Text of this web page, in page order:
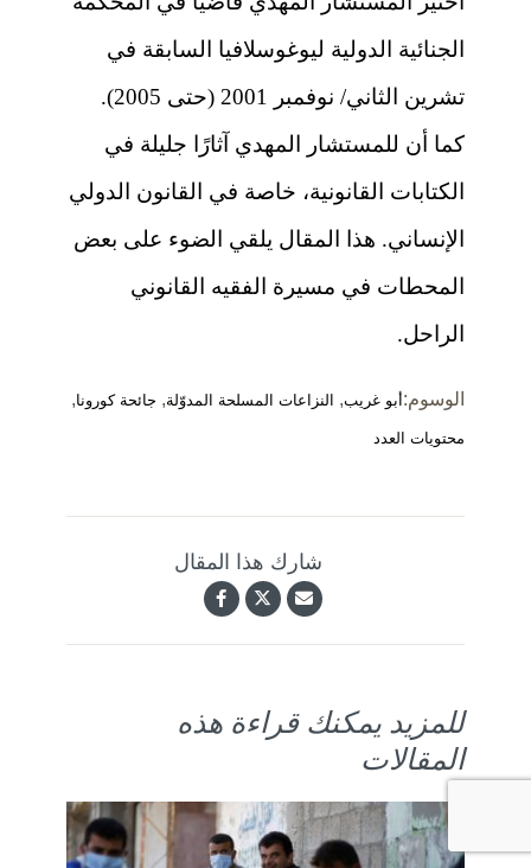
الجنائية الدولية ليوغوسلافيا السابقة في
تشرين الثاني/ نوفمبر 2001 (حتى 2005).
كما أن للمستشار المهدي آثارًا جليلة في
الكتابات القانونية، خاصة في القانون الدولي
الإنساني. هذا المقال يلقي الضوء على بعض
المحطات في مسيرة الفقيه القانوني
الراحل.
الوسوم:أبو غريب, النزاعات المسلحة المدوّلة, جائحة كورونا,
محتويات العدد
شارك هذا المقال
للمزيد يمكنك قراءة هذه
المقالات